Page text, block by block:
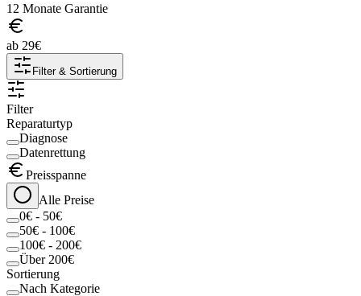
12 Monate Garantie
ab 29€
Filter & Sortierung
Filter
Reparaturtyp
Diagnose
Datenrettung
Preisspanne
Alle Preise
0€ - 50€
50€ - 100€
100€ - 200€
Über 200€
Sortierung
Nach Kategorie